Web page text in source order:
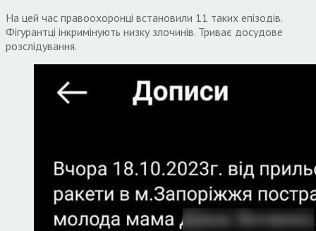
На цей час правоохоронці встановили 11 таких епізодів.
Фігурантці інкримінують низку злочинів. Триває досудове
розслідування.